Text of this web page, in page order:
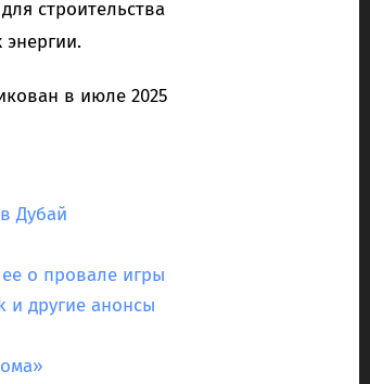
строительства
в июле 2025
Дубай
о провале игры
и другие анонсы